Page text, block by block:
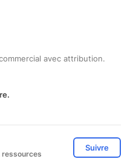
avec attribution.
ressources
Suivre